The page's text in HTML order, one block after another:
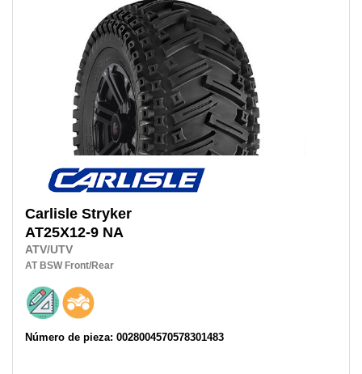
Carlisle Stryker
AT25X12-9 NA
ATV/UTV
AT BSW Front/Rear
Número de pieza: 0028004570578301483